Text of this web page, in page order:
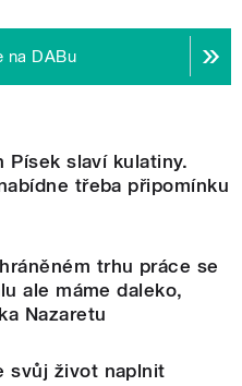
na DABu
Písek slaví kulatiny.
třeba připomínku
trhu práce se
ale máme daleko,
Nazaretu
svůj život naplnit